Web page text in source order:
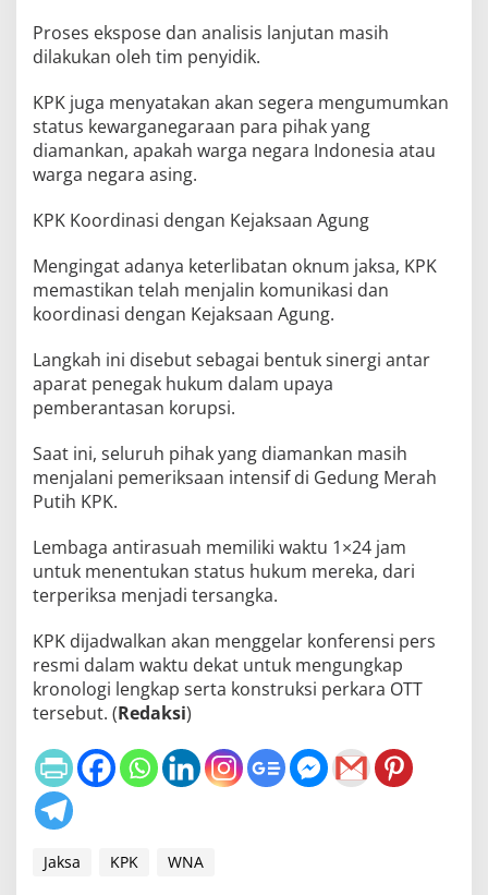
Proses ekspose dan analisis lanjutan masih
dilakukan oleh tim penyidik.
KPK juga menyatakan akan segera mengumumkan
status kewarganegaraan para pihak yang
diamankan, apakah warga negara Indonesia atau
warga negara asing.
KPK Koordinasi dengan Kejaksaan Agung
Mengingat adanya keterlibatan oknum jaksa, KPK
memastikan telah menjalin komunikasi dan
koordinasi dengan Kejaksaan Agung.
Langkah ini disebut sebagai bentuk sinergi antar
aparat penegak hukum dalam upaya
pemberantasan korupsi.
Saat ini, seluruh pihak yang diamankan masih
menjalani pemeriksaan intensif di Gedung Merah
Putih KPK.
Lembaga antirasuah memiliki waktu 1×24 jam
untuk menentukan status hukum mereka, dari
terperiksa menjadi tersangka.
KPK dijadwalkan akan menggelar konferensi pers
resmi dalam waktu dekat untuk mengungkap
kronologi lengkap serta konstruksi perkara OTT
tersebut. (Redaksi)
Jaksa KPK WNA